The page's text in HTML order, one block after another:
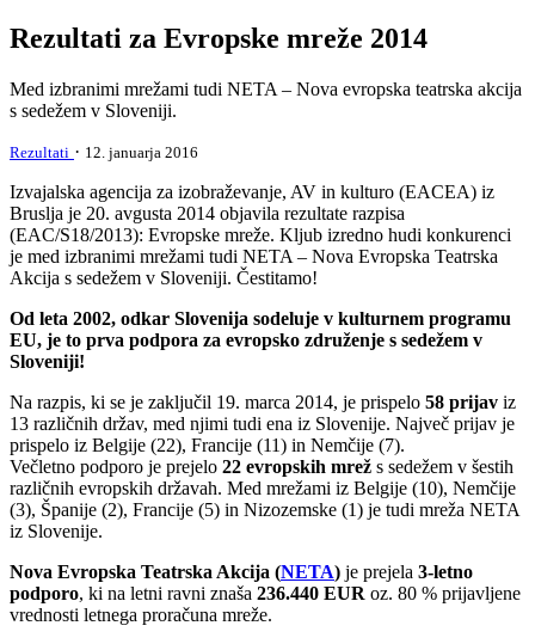
Rezultati za Evropske mreže 2014
Med izbranimi mrežami tudi NETA – Nova evropska teatrska akcija
s sedežem v Sloveniji.
Rezultati · 12. januarja 2016
Izvajalska agencija za izobraževanje, AV in kulturo (EACEA) iz
Bruslja je 20. avgusta 2014 objavila rezultate razpisa
(EAC/S18/2013): Evropske mreže. Kljub izredno hudi konkurenci
je med izbranimi mrežami tudi NETA – Nova Evropska Teatrska
Akcija s sedežem v Sloveniji. Čestitamo!
Od leta 2002, odkar Slovenija sodeluje v kulturnem programu
EU, je to prva podpora za evropsko združenje s sedežem v
Sloveniji!
Na razpis, ki se je zaključil 19. marca 2014, je prispelo 58 prijav iz
13 različnih držav, med njimi tudi ena iz Slovenije. Največ prijav je
prispelo iz Belgije (22), Francije (11) in Nemčije (7).
Večletno podporo je prejelo 22 evropskih mrež s sedežem v šestih
različnih evropskih državah. Med mrežami iz Belgije (10), Nemčije
(3), Španije (2), Francije (5) in Nizozemske (1) je tudi mreža NETA
iz Slovenije.
Nova Evropska Teatrska Akcija (NETA) je prejela 3-letno
podporo, ki na letni ravni znaša 236.440 EUR oz. 80 % prijavljene
vrednosti letnega proračuna mreže.